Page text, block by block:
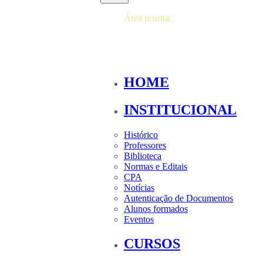
Área restrita:
HOME
INSTITUCIONAL
Histórico
Professores
Biblioteca
Normas e Editais
CPA
Notícias
Autenticação de Documentos
Alunos formados
Eventos
CURSOS